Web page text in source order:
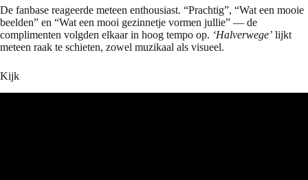
De fanbase reageerde meteen enthousiast. “Prachtig”, “Wat een mooie
beelden” en “Wat een mooi gezinnetje vormen jullie” — de
complimenten volgden elkaar in hoog tempo op. ‘Halverwege’ lijkt
meteen raak te schieten, zowel muzikaal als visueel.
Kijk